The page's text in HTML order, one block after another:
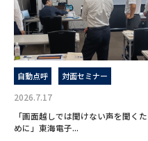
自動点呼 対面セミナー
2026.7.17
「画面越しでは聞けない声を聞くた
めに」東海電子...